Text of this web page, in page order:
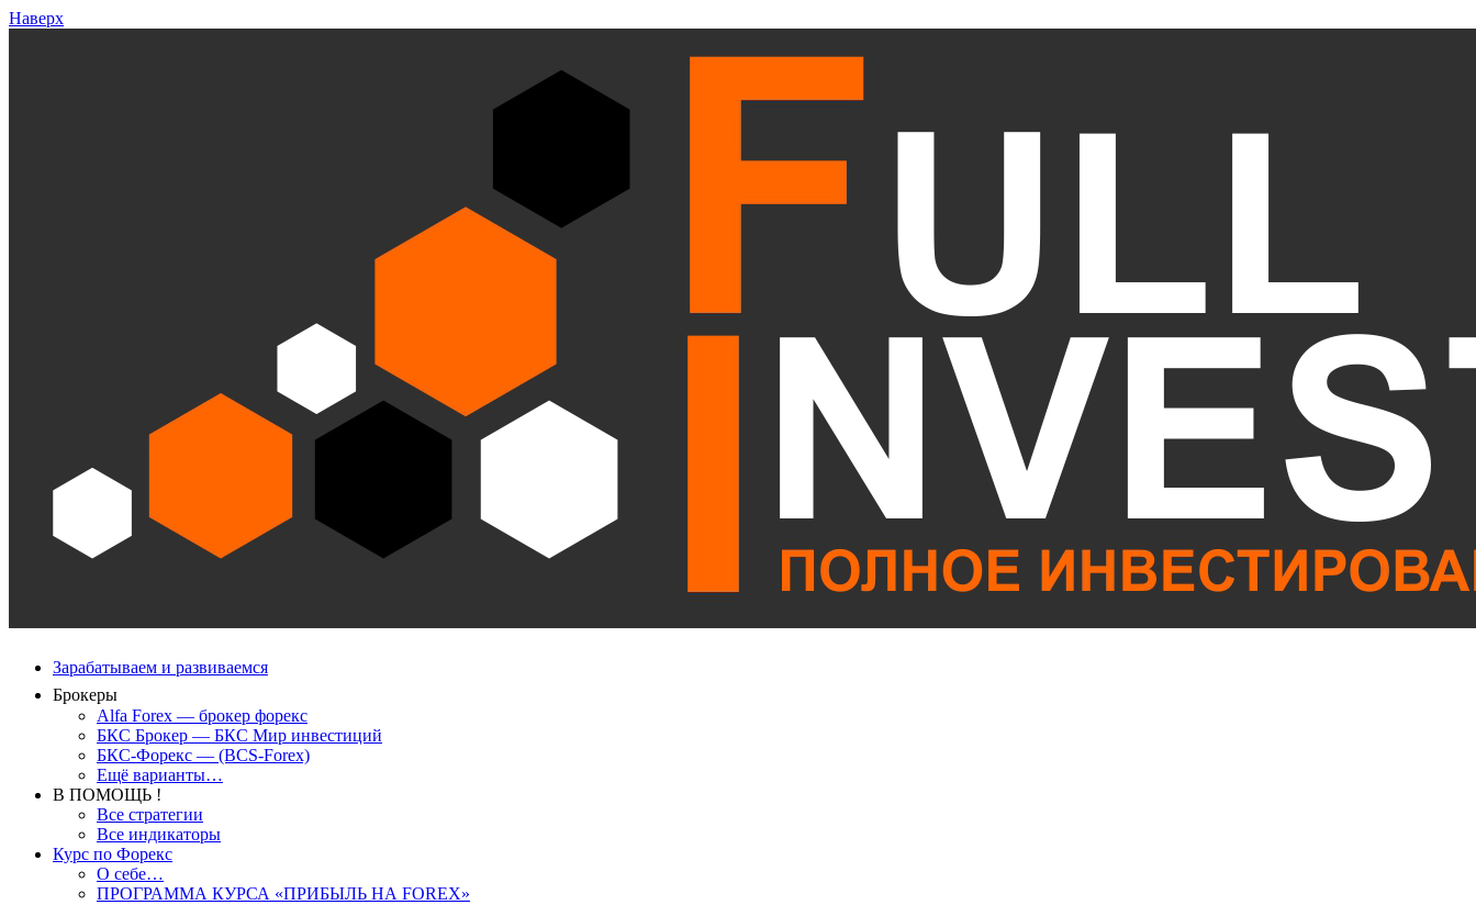
Наверх
Зарабатываем и развиваемся
Брокеры
Alfa Forex — брокер форекс
БКС Брокер — БКС Мир инвестиций
БКС-Форекс — (BCS-Forex)
Ещё варианты…
В ПОМОЩЬ !
Все стратегии
Все индикаторы
Курс по Форекс
О себе…
ПРОГРАММА КУРСА «ПРИБЫЛЬ НА FOREX»